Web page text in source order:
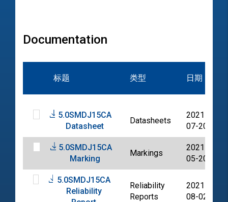
Documentation
标题 类型 日期
5.0SMDJ15CA
Datasheet
Datasheets
2021-
07-20
5.0SMDJ15CA
Marking
Markings
2021-
05-20
5.0SMDJ15CA
Reliability
Reliability
Reports
2021-
08-02